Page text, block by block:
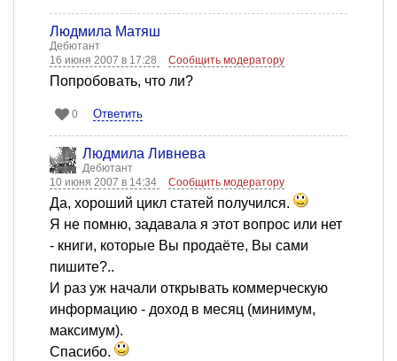
Людмила Матяш
Дебютант
16 июня 2007 в 17:28
Сообщить модератору
Попробовать, что ли?
0 Ответить
Людмила Ливнева
Дебютант
10 июня 2007 в 14:34
Сообщить модератору
Да, хороший цикл статей получился.
Я не помню, задавала я этот вопрос или нет
- книги, которые Вы продаёте, Вы сами
пишите?..
И раз уж начали открывать коммерческую
информацию - доход в месяц (минимум,
максимум).
Спасибо.